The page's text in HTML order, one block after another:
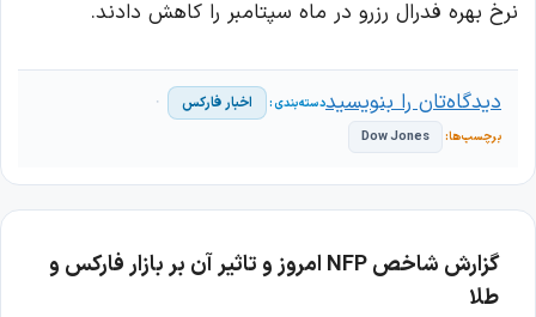
نرخ بهره فدرال رزرو در ماه سپتامبر را کاهش دادند.
اخبار فارکس
Dow Jones
دیدگاه‌تان را بنویسید
گزارش شاخص NFP امروز و تاثیر آن بر بازار فارکس و
طلا